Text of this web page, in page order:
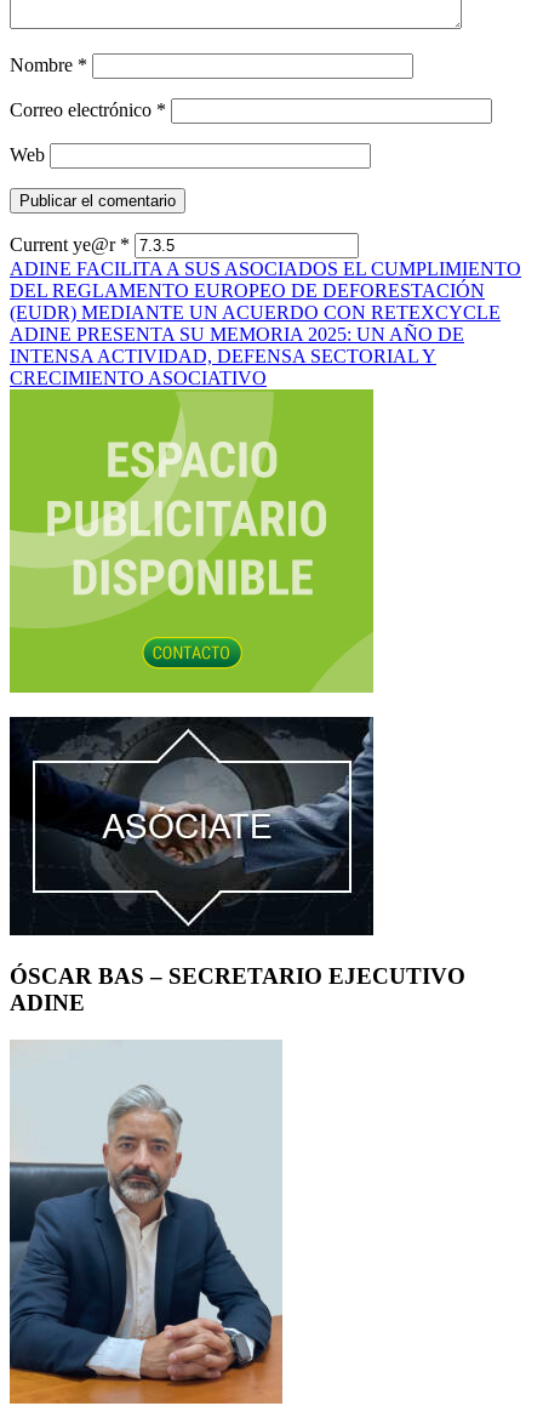
Nombre *
Correo electrónico *
Web
Current ye@r *
Mensajes
de
navegación
ADINE FACILITA A SUS ASOCIADOS EL CUMPLIMIENTO
DEL REGLAMENTO EUROPEO DE DEFORESTACIÓN
(EUDR) MEDIANTE UN ACUERDO CON RETEXCYCLE
ADINE PRESENTA SU MEMORIA 2025: UN AÑO DE
INTENSA ACTIVIDAD, DEFENSA SECTORIAL Y
CRECIMIENTO ASOCIATIVO
ÓSCAR BAS – SECRETARIO EJECUTIVO
ADINE